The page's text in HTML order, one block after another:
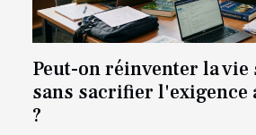
Peut-on réinventer la vie
sans sacrifier l'exigence
?